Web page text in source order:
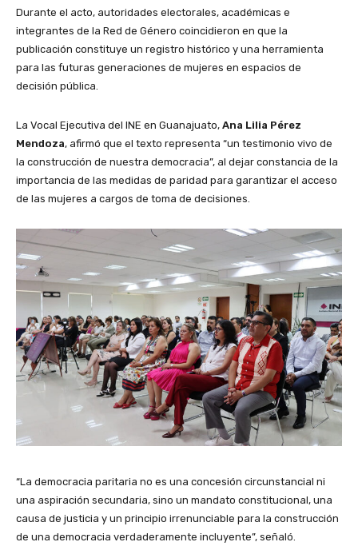
Durante el acto, autoridades electorales, académicas e
integrantes de la Red de Género coincidieron en que la
publicación constituye un registro histórico y una herramienta
para las futuras generaciones de mujeres en espacios de
decisión pública.
La Vocal Ejecutiva del INE en Guanajuato, Ana Lilia Pérez
Mendoza, afirmó que el texto representa “un testimonio vivo de
la construcción de nuestra democracia”, al dejar constancia de la
importancia de las medidas de paridad para garantizar el acceso
de las mujeres a cargos de toma de decisiones.
“La democracia paritaria no es una concesión circunstancial ni
una aspiración secundaria, sino un mandato constitucional, una
causa de justicia y un principio irrenunciable para la construcción
de una democracia verdaderamente incluyente”, señaló.